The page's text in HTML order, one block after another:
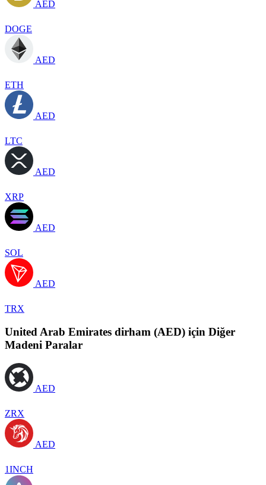
AED
DOGE
AED
ETH
AED
LTC
AED
XRP
AED
SOL
AED
TRX
United Arab Emirates dirham (AED) için Diğer
Madeni Paralar
AED
ZRX
AED
1INCH